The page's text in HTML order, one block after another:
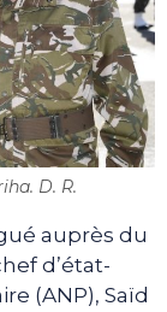
D. R.
auprès du
d’état-
(ANP), Saïd